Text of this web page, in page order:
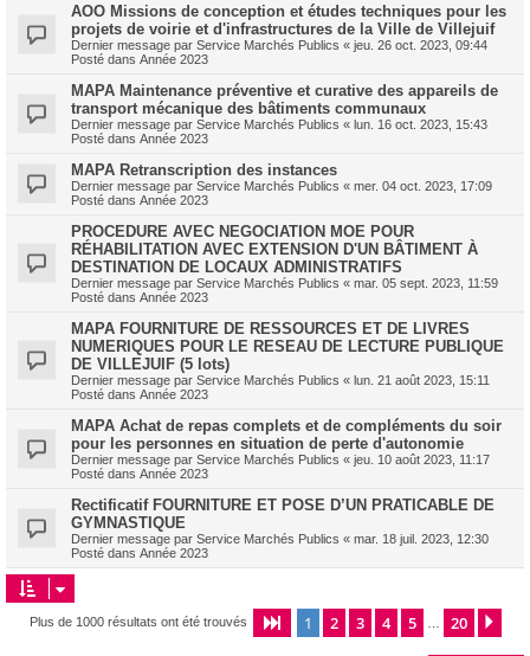
AOO Missions de conception et études techniques pour les
projets de voirie et d'infrastructures de la Ville de Villejuif
Dernier message par Service Marchés Publics « jeu. 26 oct. 2023, 09:44
Posté dans Année 2023
MAPA Maintenance préventive et curative des appareils de
transport mécanique des bâtiments communaux
Dernier message par Service Marchés Publics « lun. 16 oct. 2023, 15:43
Posté dans Année 2023
MAPA Retranscription des instances
Dernier message par Service Marchés Publics « mer. 04 oct. 2023, 17:09
Posté dans Année 2023
PROCEDURE AVEC NEGOCIATION MOE POUR
RÉHABILITATION AVEC EXTENSION D'UN BÂTIMENT À
DESTINATION DE LOCAUX ADMINISTRATIFS
Dernier message par Service Marchés Publics « mar. 05 sept. 2023, 11:59
Posté dans Année 2023
MAPA FOURNITURE DE RESSOURCES ET DE LIVRES
NUMERIQUES POUR LE RESEAU DE LECTURE PUBLIQUE
DE VILLEJUIF (5 lots)
Dernier message par Service Marchés Publics « lun. 21 août 2023, 15:11
Posté dans Année 2023
MAPA Achat de repas complets et de compléments du soir
pour les personnes en situation de perte d'autonomie
Dernier message par Service Marchés Publics « jeu. 10 août 2023, 11:17
Posté dans Année 2023
Rectificatif FOURNITURE ET POSE D’UN PRATICABLE DE
GYMNASTIQUE
Dernier message par Service Marchés Publics « mar. 18 juil. 2023, 12:30
Posté dans Année 2023
Plus de 1000 résultats ont été trouvés Page 1sur20
1 2 3 4 5 20